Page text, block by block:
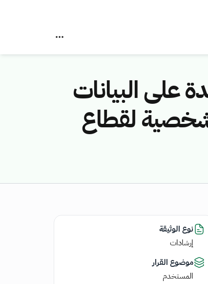
على البيانات
لقطاع
نوع الوثيقة
إرشادات
موضوع القرار
المستخدم